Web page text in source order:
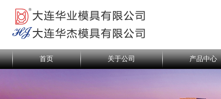
首页 关于公司 产品中心